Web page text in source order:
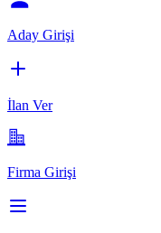
Aday Girişi
İlan Ver
Firma Girişi